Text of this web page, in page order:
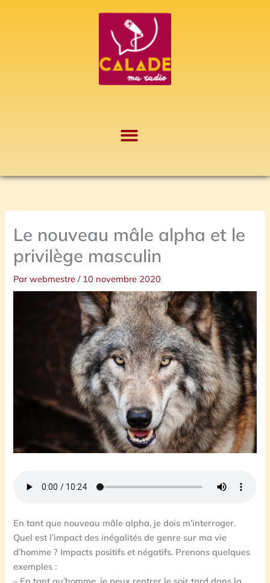
Le nouveau mâle alpha et le
privilège masculin
Parwebmestre/ 10 novembre 2020
En tant que nouveau mâle alpha, je dois m’interroger.
Quel est l’impact des inégalités de genre sur ma vie
d’homme ? Impacts positifs et négatifs. Prenons quelques
exemples :